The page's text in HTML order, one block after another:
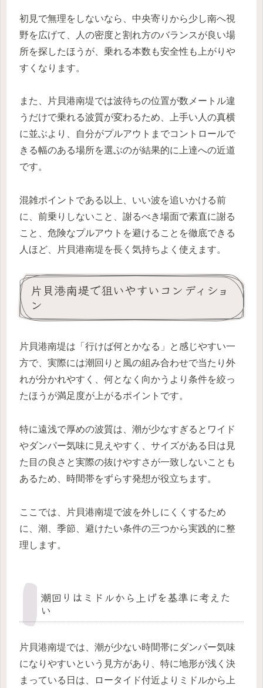
初見で無理をしないなら、中央寄りから少し南へ視
野を広げて、人の密度と割れ方のバランスが良い場
所を探したほうが、乗れる本数も安全性も上がりや
すくなります。
また、片貝港南堤では波待ちの位置が数メートル違
うだけで乗れる波質が変わるため、上手い人の真横
に並ぶより、自分がプルアウトまでコントロールで
きる幅のある場所を選ぶのが結果的に上達への近道
です。
混雑ポイントである以上、いい波を追いかける前
に、前乗りしないこと、謝るべき場面で素直に謝る
こと、危険なプルアウトを避けることを徹底できる
人ほど、片貝港南堤を長く気持ちよく使えます。
片貝港南堤で狙いやすいコンディショ
ン
片貝港南堤は「行けば何とかなる」と感じやすい一
方で、実際には潮回りと風の組み合わせで当たり外
れが分かれやすく、何となく向かうより条件を絞っ
たほうが満足度が上がるポイントです。
特に遠浅で厚めの波質は、潮が少なすぎるとワイド
やダンパー気味に見えやすく、サイズがある日は見
た目の良さと実際の抜けやすさが一致しないことも
あるため、時間帯をずらす発想が役立ちます。
ここでは、片貝港南堤で波を外しにくくするため
に、潮、季節、避けたい条件の三つから実践的に整
理します。
潮回りはミドルから上げを基準に考えた
い
片貝港南堤では、潮が少ない時間帯にダンパー気味
になりやすいという見方があり、特に地形が浅く決
まっている日は、ロータイド付近よりミドルから上